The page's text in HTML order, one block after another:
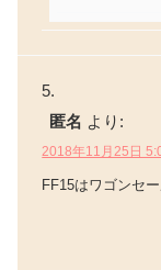
匿名 より:
2018年11月25日
FF15はワゴンセ